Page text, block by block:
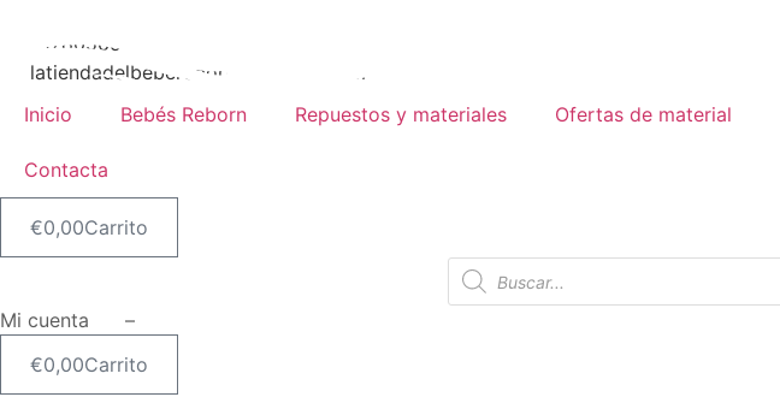
contenido
617805651
latiendadelbebereborn@hotmail.com
Inicio
Bebés Reborn Repuestos y materiales Ofertas de material
Contacta
€0,00Carrito
Búsqueda
de
productos
Mi cuenta –
€0,00Carrito